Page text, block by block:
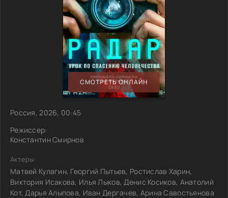
СМОТРЕТЬ ОНЛАЙН
Россия, 2026, 00:45
Режиссер:
Константин Смирнов
Актеры:
Матвей Кулагин, Георгий Пытьев, Ростислав Харин,
Виктория Исакова, Илья Лыков, Денис Косиков, Анатолий
Кот, Дарья Алыпова, Иван Дергачев, Арина Савостьянова